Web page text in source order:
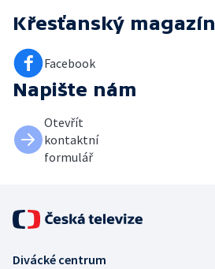
Křesťanský magazín
Facebook
Napište nám
Otevřít
kontaktní
formulář
Divácké centrum